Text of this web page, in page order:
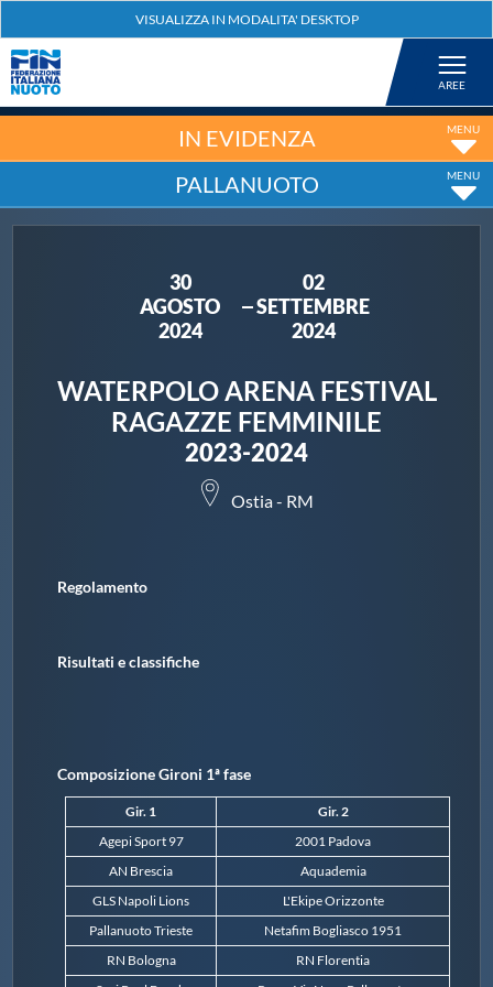
Nuoto
Fondo
Formazione
GUG
Propaganda
Centri Federali
Area Legislativa
IN EVIDENZA
PALLANUOTO
30
AGOSTO
2024
02
SETTEMBRE
2024
WATERPOLO ARENA FESTIVAL
RAGAZZE FEMMINILE
2023-2024
Ostia - RM
Regolamento
Risultati e classifiche
Composizione Gironi 1ª fase
Gir. 1
Gir. 2
Agepi Sport 97
2001 Padova
AN Brescia
Aquademia
GLS Napoli Lions
L'Ekipe Orizzonte
Pallanuoto Trieste
Netafim Bogliasco 1951
RN Bologna
RN Florentia